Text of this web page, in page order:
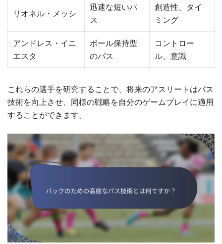
リオネル・メッシ
迅速な短いパ
ス
創造性、タイ
ミング
アンドレス・イニ
エスタ
ボール保持型
のパス
コントロー
ル、意識
これらの選手を研究することで、将来のアスリートはパス
技術を向上させ、同様の戦略を自分のゲームプレイに適用
することができます。